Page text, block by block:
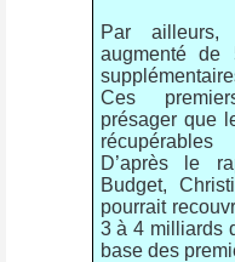
Par ailleurs,
augmenté de
Ces
présager que
D’après le
Budget,
pourrait
3 à 4 milliards
base des